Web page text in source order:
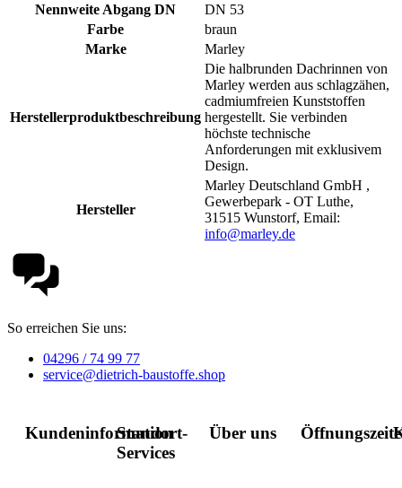
Nennweite Abgang DN
DN 53
Farbe
braun
Marke
Marley
Herstellerproduktbeschreibung
Die halbrunden Dachrinnen von
Marley werden aus schlagzähen,
cadmiumfreien Kunststoffen
hergestellt. Sie verbinden
höchste technische
Anforderungen mit exklusivem
Design.
Hersteller
Marley Deutschland GmbH ,
Gewerbepark - OT Luthe,
31515 Wunstorf, Email:
info@marley.de
So erreichen Sie uns:
04296 / 74 99 77
service@dietrich-baustoffe.shop
Kundeninformation
Standort-
Services
Über uns